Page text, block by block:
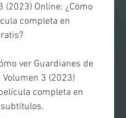
(2023) Online: ¿Cómo
completa en
Volumen 3 (2023)
completa en